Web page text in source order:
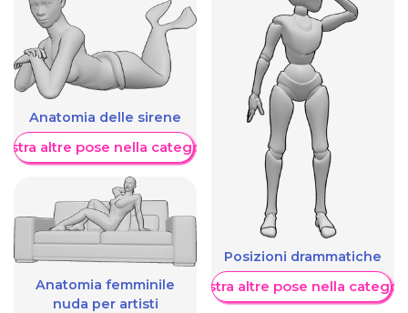
Anatomia delle sirene
altre pose nella categoria
Anatomia femminile
nuda per artisti
Posizioni drammatiche
Mostra altre pose nella